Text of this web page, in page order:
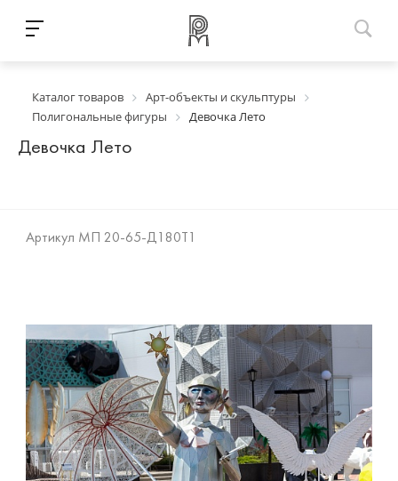
Каталог товаров
Арт-объекты и скульптуры
Полигональные фигуры
Девочка Лето
Девочка Лето
Артикул МП 20-65-Д180Т1